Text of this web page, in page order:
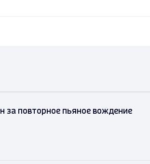
за повторное пьяное вождение